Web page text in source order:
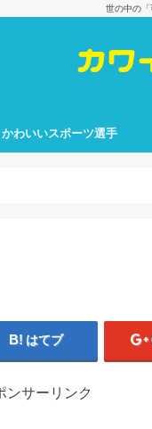
世の中の
かわいいスポーツ選手
はてブ
ンサーリンク